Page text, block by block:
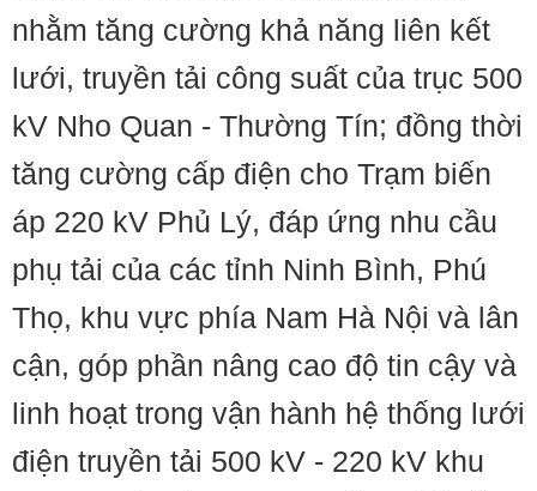
nhằm tăng cường khả năng liên kết
lưới, truyền tải công suất của trục 500
kV Nho Quan - Thường Tín; đồng thời
tăng cường cấp điện cho Trạm biến
áp 220 kV Phủ Lý, đáp ứng nhu cầu
phụ tải của các tỉnh Ninh Bình, Phú
Thọ, khu vực phía Nam Hà Nội và lân
cận, góp phần nâng cao độ tin cậy và
linh hoạt trong vận hành hệ thống lưới
điện truyền tải 500 kV - 220 kV khu